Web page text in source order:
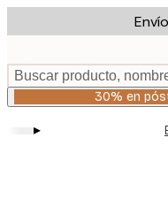
to
content.
Buscar producto,
30% en
▸